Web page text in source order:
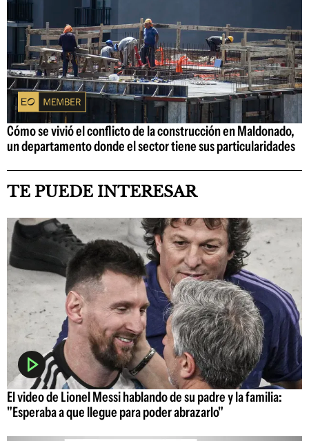
Cómo se vivió el conflicto de la construcción en Maldonado,
un departamento donde el sector tiene sus particularidades
TE PUEDE INTERESAR
El video de Lionel Messi hablando de su padre y la familia:
"Esperaba a que llegue para poder abrazarlo"